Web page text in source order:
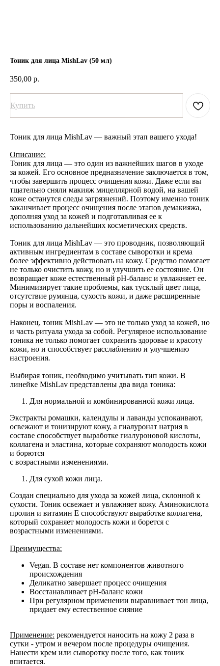
Тоник для лица MishLav (50 мл)
350,00 р.
Купить
Тоник для лица MishLav — важный этап вашего ухода!
Описание:
Тоник для лица — это один из важнейших шагов в уходе
за кожей. Его основное предназначение заключается в том,
чтобы завершить процесс очищения кожи. Даже если вы
тщательно сняли макияж мицеллярной водой, на вашей
коже останутся следы загрязнений. Поэтому именно тоник
заканчивает процесс очищения после этапов демакияжа,
дополняя уход за кожей и подготавливая ее к
использованию дальнейших косметических средств.
Тоник для лица MishLav — это проводник, позволяющий
активным ингредиентам в составе сыворотки и крема
более эффективно действовать на кожу. Средство помогает
не только очистить кожу, но и улучшить ее состояние. Он
возвращает коже естественный pH-баланс и увлажняет ее.
Минимизирует такие проблемы, как тусклый цвет лица,
отсутствие румянца, сухость кожи, и даже расширенные
поры и воспаления.
Наконец, тоник MishLav — это не только уход за кожей, но
и часть ритуала ухода за собой. Регулярное использование
тоника не только помогает сохранить здоровье и красоту
кожи, но и способствует расслаблению и улучшению
настроения.
Выбирая тоник, необходимо учитывать тип кожи. В
линейке MishLav представлены два вида тоника:
Для нормальной и комбинированной кожи лица.
Экстракты ромашки, календулы и лаванды успокаивают,
освежают и тонизируют кожу, а гиалуронат натрия в
составе способствует выработке гиалуроновой кислоты,
коллагена и эластина, которые сохраняют молодость кожи
и борются
с возрастными изменениями.
Для сухой кожи лица.
Создан специально для ухода за кожей лица, склонной к
сухости. Тоник освежает и увлажняет кожу. Аминокислота
пролин и витамин Е способствуют выработке коллагена,
который сохраняет молодость кожи и борется с
возрастными изменениями.
Преимущества:
Vegan. В составе нет компонентов животного
происхождения
Деликатно завершает процесс очищения
Восстанавливает рН-баланс кожи
При регулярном применении выравнивает тон лица,
придает ему естественное сияние
Применение: рекомендуется наносить на кожу 2 раза в
сутки - утром и вечером после процедуры очищения.
Нанести крем или сыворотку после того, как тоник
впитается.